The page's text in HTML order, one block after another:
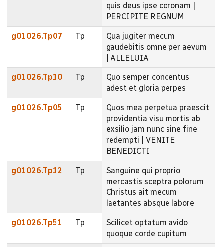
quis deus ipse coronam |
PERCIPITE REGNUM
g01026.Tp07 Tp
Qua jugiter mecum
gaudebitis omne per aevum
| ALLELUIA
g01026.Tp10 Tp
Quo semper concentus
adest et gloria perpes
g01026.Tp05 Tp
Quos mea perpetua praescit
providentia visu mortis ab
exsilio jam nunc sine fine
redempti | VENITE
BENEDICTI
g01026.Tp12 Tp
Sanguine qui proprio
mercastis sceptra polorum
Christus ait mecum
laetantes absque labore
g01026.Tp51 Tp
Scilicet optatum avido
quoque corde cupitum